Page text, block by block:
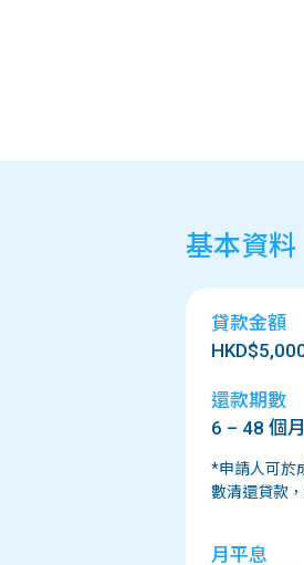
基本資料
貸款金額
還款期數
6 – 48 個月
*申請人可於
數清還貸款
月平息